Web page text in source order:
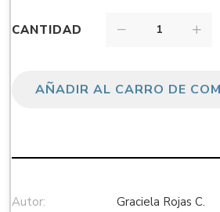
CANTIDAD
AÑADIR AL CARRO DE
Autor: Graciela Rojas C.